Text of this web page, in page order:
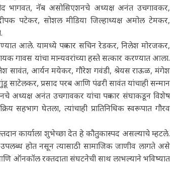
भागवत, नॅब असोसिएशनचे अध्यक्ष अनंत उचगावकर,
पटेकर, सोशल मीडिया जिल्हाध्यक्ष अमोल टेमकर,
आले. यामध्ये पत्रकार सचिन रेडकर, निलेश मोरजकर,
गावस यांचा मान्यवरांच्या हस्ते सत्कार करण्यात आला.
सावंत, आर्यन मयेकर, गौरेश गवंडी, श्रेयस राऊळ, मंगेश
साटेलकर, प्रसाद परब आणि पंढरी सावंत यांचाही सन्मान
अनंत उचगावकर यांचा पत्रकार संघाकडून विशेष
सहभाग घेतला, त्यांचाही प्रातिनिधिक स्वरूपात गौरव
कार्याला शुभेच्छा देत हे कौतुकास्पद असल्याचे म्हटले.
होत नसून त्यासाठी सामाजिक जाणीव लागते असे
ऑनकॉल रक्तदाता संघटनेची साथ लाभल्याने भविष्यात